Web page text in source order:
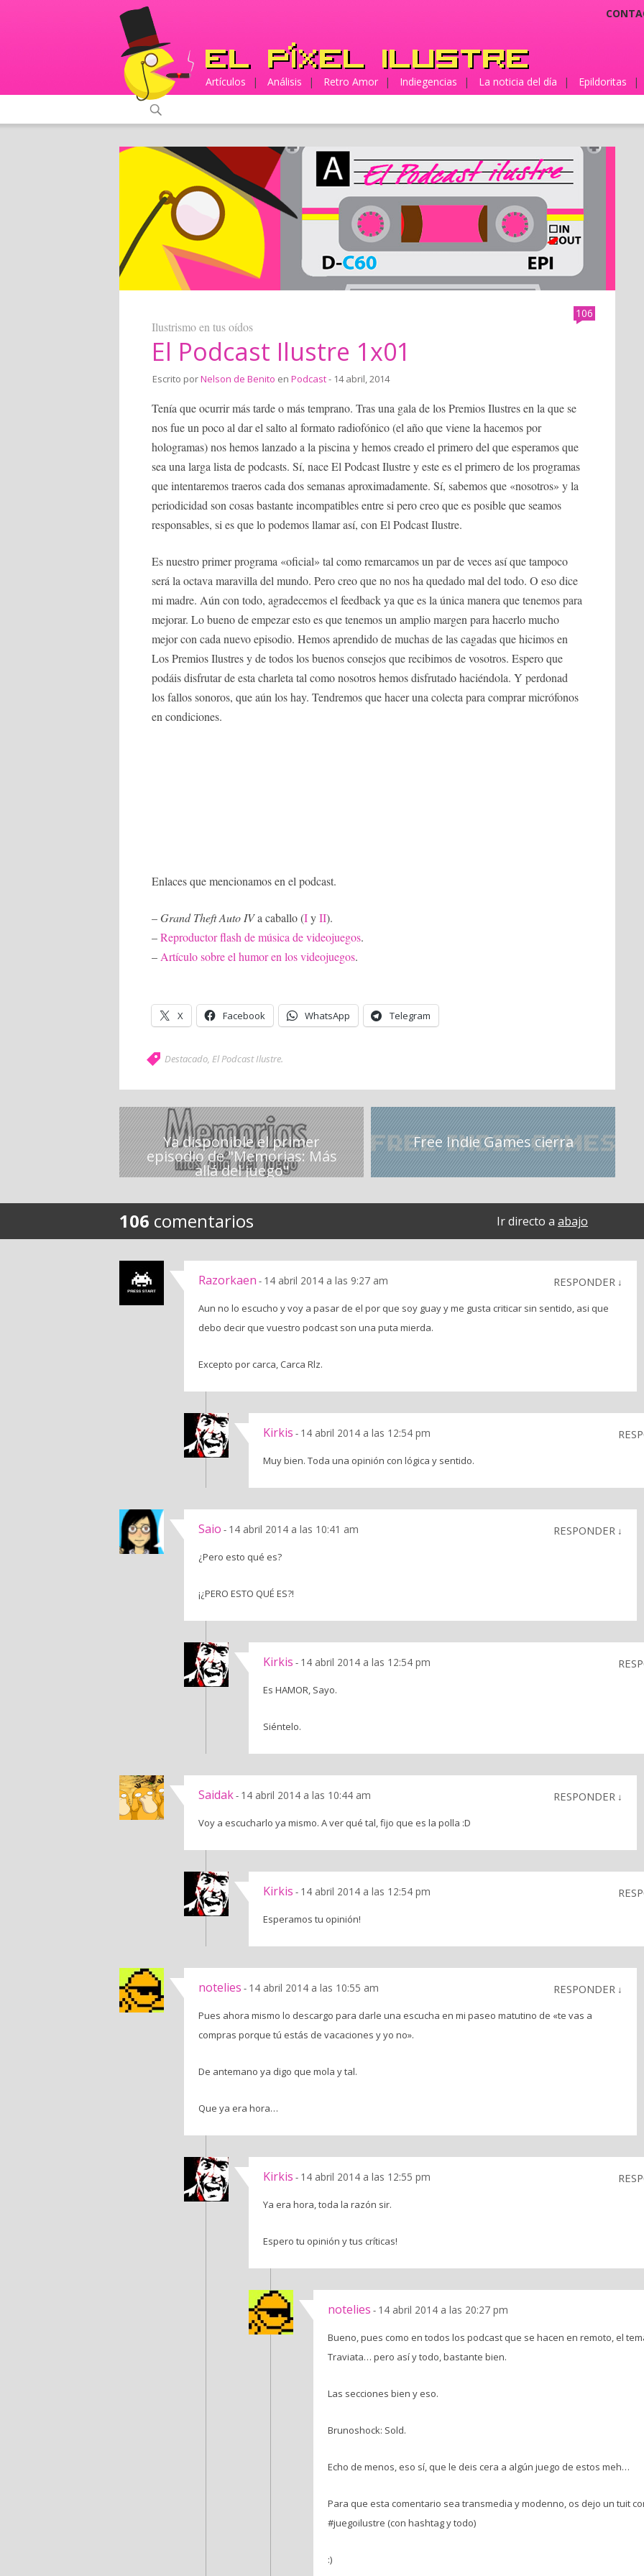
Artículos | Análisis | Retro Amor | Indiegencias | La noticia del día | Epildoritas |
106
Ilustrismo en tus oídos
El Podcast Ilustre 1x01
Escrito porNelson de Benito en Podcast- 14 abril, 2014
Tenía que ocurrir más tarde o más temprano. Tras una gala de los Premios Ilustres en la que se
nos fue un poco al dar el salto al formato radiofónico (el año que viene la hacemos por
hologramas) nos hemos lanzado a la piscina y hemos creado el primero del que esperamos que
sea una larga lista de podcasts. Sí, nace El Podcast Ilustre y este es el primero de los programas
que intentaremos traeros cada dos semanas aproximadamente. Sí, sabemos que «nosotros» y la
periodicidad son cosas bastante incompatibles entre si pero creo que es posible que seamos
responsables, si es que lo podemos llamar así, con El Podcast Ilustre.
Es nuestro primer programa «oficial» tal como remarcamos un par de veces así que tampoco
será la octava maravilla del mundo. Pero creo que no nos ha quedado mal del todo. O eso dice
mi madre. Aún con todo, agradecemos el feedback ya que es la única manera que tenemos para
mejorar. Lo bueno de empezar esto es que tenemos un amplio margen para hacerlo mucho
mejor con cada nuevo episodio. Hemos aprendido de muchas de las cagadas que hicimos en
Los Premios Ilustres y de todos los buenos consejos que recibimos de vosotros. Espero que
podáis disfrutar de esta charleta tal como nosotros hemos disfrutado haciéndola. Y perdonad
los fallos sonoros, que aún los hay. Tendremos que hacer una colecta para comprar micrófonos
en condiciones.
Enlaces que mencionamos en el podcast.
–Grand Theft Auto IVa caballo (IyII).
–Reproductor flash de música de videojuegos.
–Artículo sobre el humor en los videojuegos.
X Facebook WhatsApp Telegram
Destacado, El Podcast Ilustre.
Ya disponible el primer
episodio de "Memorias: Más
allá del juego"
Free Indie Games cierra
106 comentarios Ir directo a abajo
Razorkaen - 14 abril 2014 a las 9:27 am RESPONDER ↓
Aun no lo escucho y voy a pasar de el por que soy guay y me gusta criticar sin sentido, asi que
debo decir que vuestro podcast son una puta mierda.
Excepto por carca, Carca Rlz.
Kirkis - 14 abril 2014 a las 12:54 pm
Muy bien. Toda una opinión con lógica y sentido.
Saio - 14 abril 2014 a las 10:41 am RESPONDER ↓
¿Pero esto qué es?
¡¿PERO ESTO QUÉ ES?!
Kirkis - 14 abril 2014 a las 12:54 pm
Es HAMOR, Sayo.
Siéntelo.
Saidak- 14 abril 2014 a las 10:44 am RESPONDER ↓
Voy a escucharlo ya mismo. A ver qué tal, fijo que es la polla :D
Kirkis - 14 abril 2014 a las 12:54 pm
Esperamos tu opinión!
notelies - 14 abril 2014 a las 10:55 am RESPONDER ↓
Pues ahora mismo lo descargo para darle una escucha en mi paseo matutino de «te vas a
compras porque tú estás de vacaciones y yo no».
De antemano ya digo que mola y tal.
Que ya era hora…
Kirkis - 14 abril 2014 a las 12:55 pm
Ya era hora, toda la razón sir.
Espero tu opinión y tus críticas!
notelies - 14 abril 2014 a las 20:27 pm
Bueno, pues como en todos los podcast que se hacen en remoto, el
Traviata… pero así y todo, bastante bien.
Las secciones bien y eso.
Brunoshock: Sold.
Echo de menos, eso sí, que le deis cera a algún juego de estos meh…
Para que esta comentario sea transmedia y modenno, os dejo un tuit
#juegoilustre (con hashtag y todo)
:)